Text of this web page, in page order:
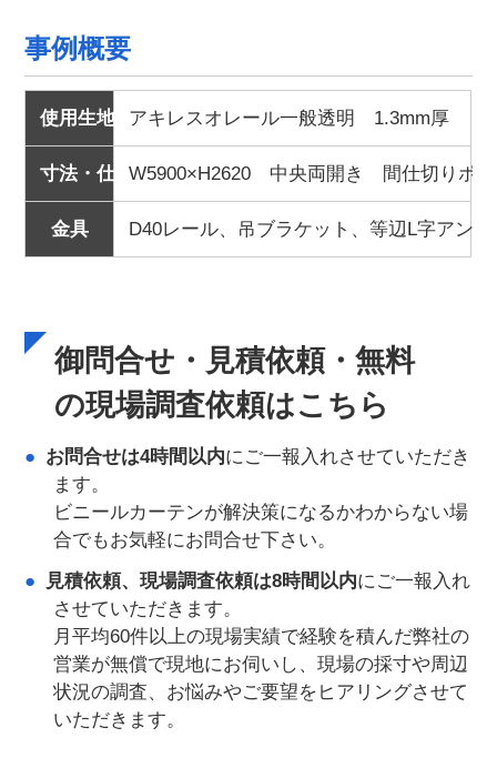
事例概要
使用生地 アキレスオレール一般透明 1.3mm厚
寸法・仕様W5900×H2620 中央両開き 間仕切りポー
金具 D40レール、吊ブラケット、等辺L字アン
御問合せ・見積依頼・無料
の現場調査依頼はこちら
お問合せは4時間以内にご一報入れさせていただき
ます。
ビニールカーテンが解決策になるかわからない場
合でもお気軽にお問合せ下さい。
見積依頼、現場調査依頼は8時間以内にご一報入れ
させていただきます。
月平均60件以上の現場実績で経験を積んだ弊社の
営業が無償で現地にお伺いし、現場の採寸や周辺
状況の調査、お悩みやご要望をヒアリングさせて
いただきます。